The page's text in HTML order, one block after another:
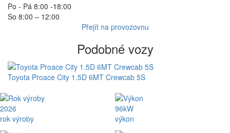
Po - Pá 8:00 -18:00
So 8:00 – 12:00
Přejít na provozovnu
Podobné vozy
Toyota Proace City 1.5D 6MT Crewcab 5S
2026
rok výroby
96kW
výkon